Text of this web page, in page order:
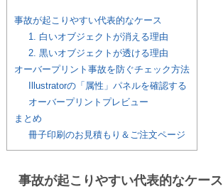
事故が起こりやすい代表的なケース
1. 白いオブジェクトが消える理由
2. 黒いオブジェクトが透ける理由
オーバープリント事故を防ぐチェック方法
Illustratorの「属性」パネルを確認する
オーバープリントプレビュー
まとめ
冊子印刷のお見積もり＆ご注文ページ
事故が起こりやすい代表的なケース